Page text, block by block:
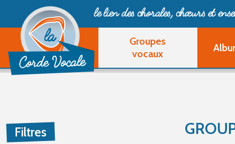
le lien des chorales, chœurset
Groupes
vocaux
Filtres